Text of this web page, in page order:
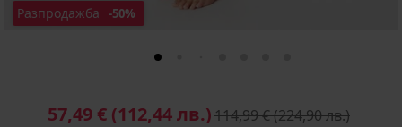
Разпродажба -50%
57,49 € (112,44 лв.)114,99 €(224,90 лв.)